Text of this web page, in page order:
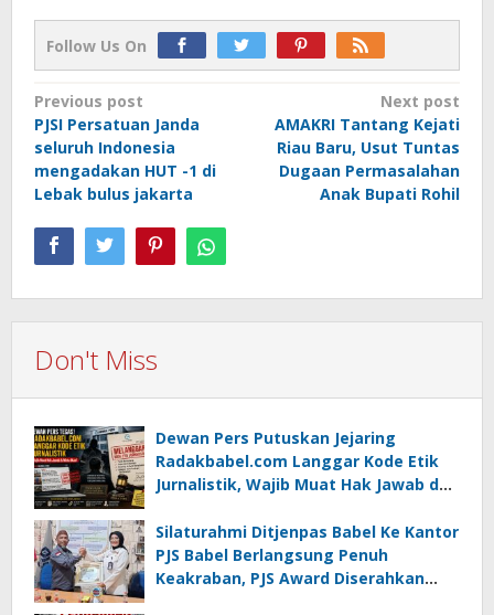
Follow Us On
Post
navigation
Previous post
PJSI Persatuan Janda
seluruh Indonesia
mengadakan HUT -1 di
Lebak bulus jakarta
Next post
AMAKRI Tantang Kejati
Riau Baru, Usut Tuntas
Dugaan Permasalahan
Anak Bupati Rohil
Don't Miss
Dewan Pers Putuskan Jejaring
Radakbabel.com Langgar Kode Etik
Jurnalistik, Wajib Muat Hak Jawab dan
Silaturahmi Ditjenpas Babel Ke Kantor
PJS Babel Berlangsung Penuh
Keakraban, PJS Award Diserahkan